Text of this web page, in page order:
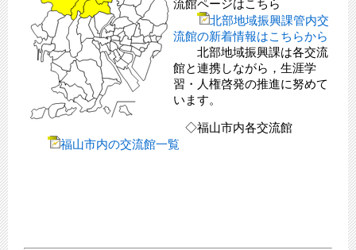
流館ページはこちら
北部地域振興課管内交
流館の新着情報はこちらから
北部地域振興課は各交流
館と連携しながら，生涯学
習・人権啓発の推進に努めて
います。
◇福山市内各交流館
福山市内の交流館一覧